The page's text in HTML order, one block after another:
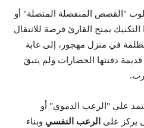
"القصص المنفصلة المتصلة" أو
يمنح القارئ فرصة للانتقال
في منزل مهجور، إلى غابة
دفنتها الحضارات ولم يتبقَ
على "الرعب الدموي" أو
يركز على
الرعب النفسي وبناء